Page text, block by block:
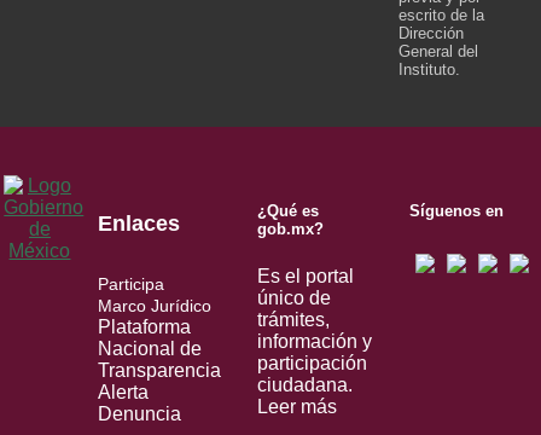
escrito de la
Dirección
General del
Instituto.
Enlaces
Participa
Marco Jurídico
Plataforma
Nacional de
Transparencia
Alerta
Denuncia
¿Qué es
gob.mx?
Es el portal
único de
trámites,
información y
participación
ciudadana.
Leer más
Síguenos en